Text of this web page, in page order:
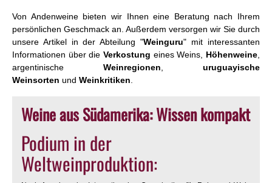
Von Andenweine bieten wir Ihnen eine Beratung nach Ihrem
persönlichen Geschmack an. Außerdem versorgen wir Sie durch
unsere Artikel in der Abteilung "Weinguru" mit interessanten
Informationen über die Verkostung eines Weins, Höhenweine
argentinische Weinregionen
uruguayische
Weinsorten und Weinkritiken
Weine aus Südamerika: Wissen kompakt
Podium in der
Weltweinproduktion: